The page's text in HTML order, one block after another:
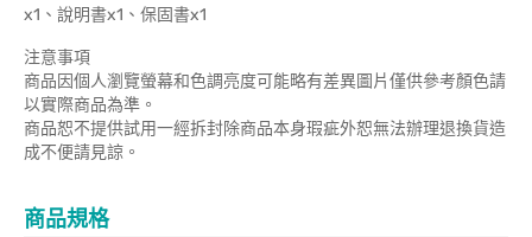
x1、說明書x1、保固書x1
注意事項
商品因個人瀏覽螢幕和色調亮度可能略有差異圖片僅供參考顏色請
以實際商品為準。
商品恕不提供試用一經拆封除商品本身瑕疵外恕無法辦理退換貨造
成不便請見諒。
商品規格